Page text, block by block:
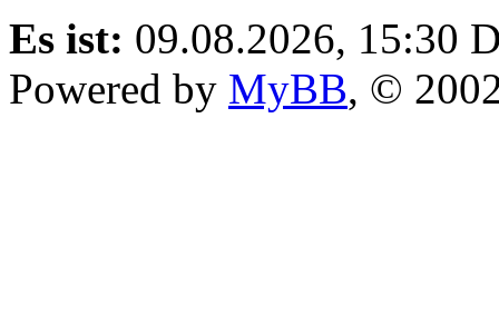
Es ist: 09.08.2026, 15:30
Powered by MyBB, ©